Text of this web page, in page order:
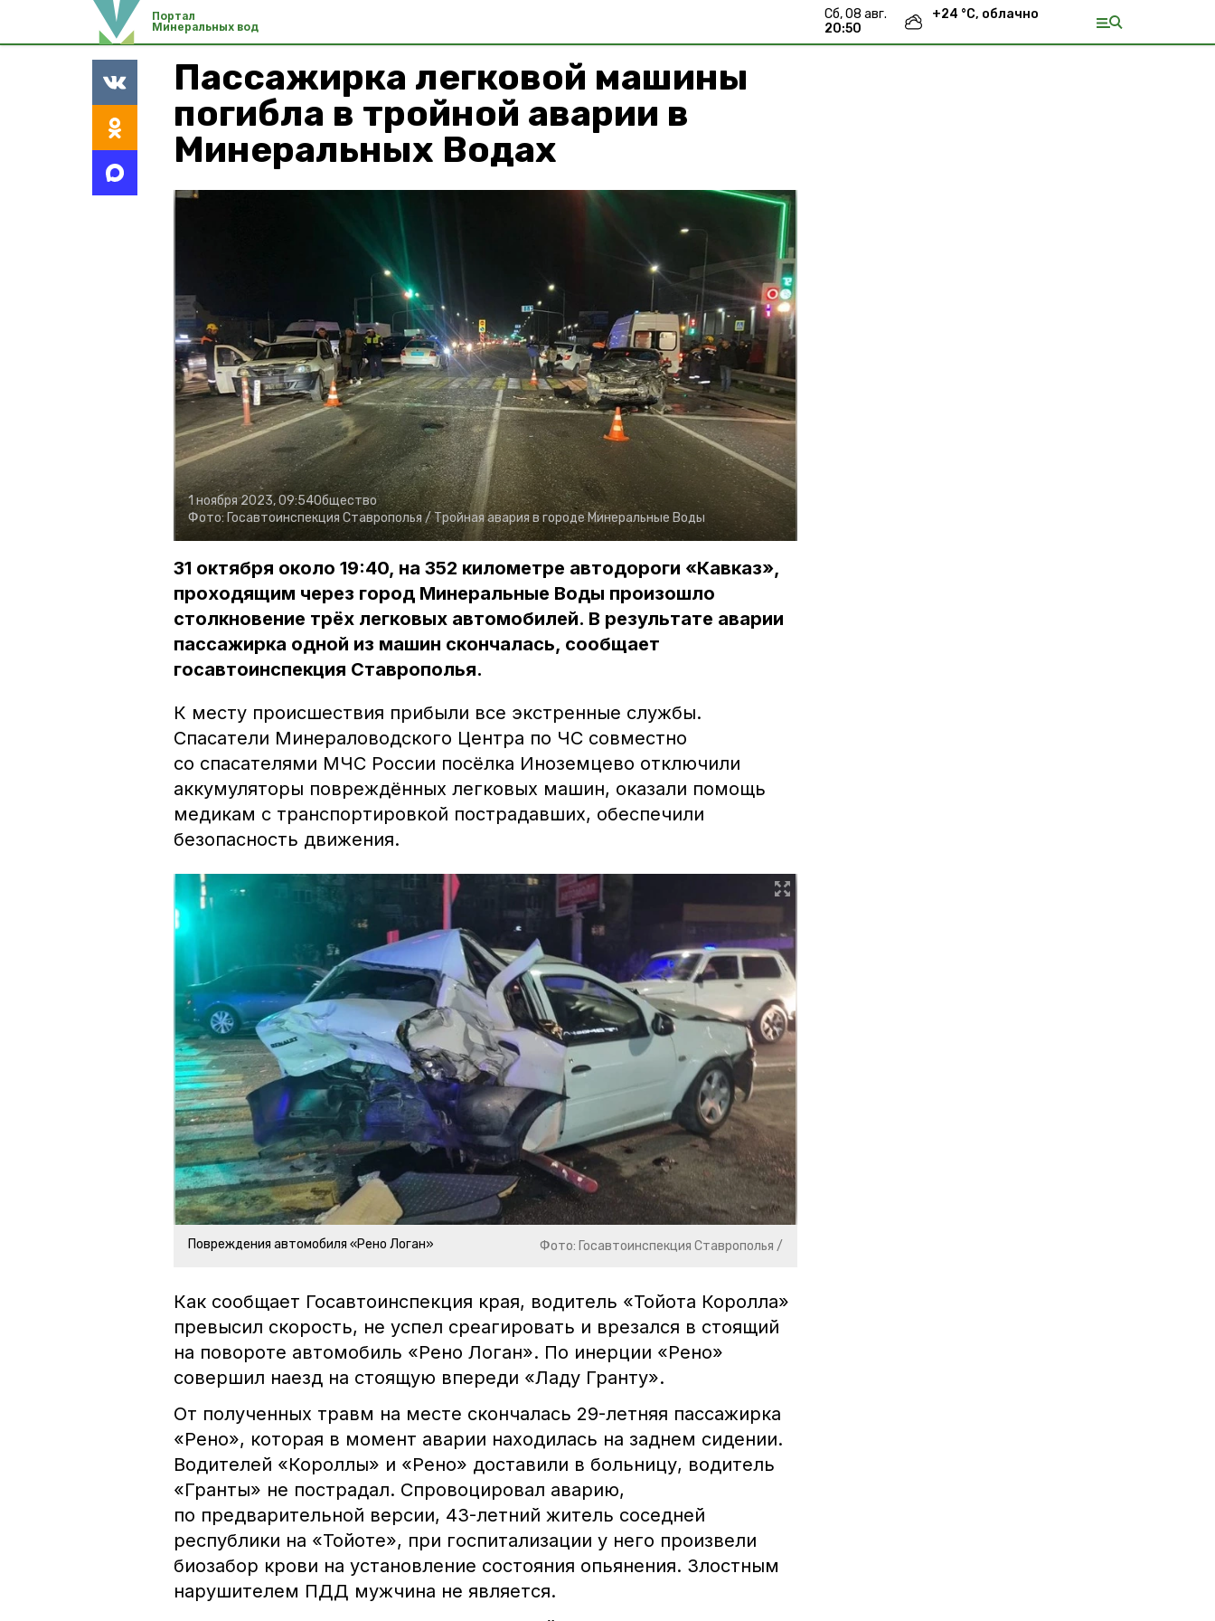
Портал
Минеральных вод
сб, 08 авг.
20:50
+24 °С, облачно
Пассажирка легковой машины
погибла в тройной аварии в
Минеральных Водах
1 ноября 2023, 09:54Общество
Фото: Госавтоинспекция Ставрополья / Тройная авария в городе Минеральные Воды
31 октября около 19:40, на 352 километре автодороги «Кавказ»,
проходящим через город Минеральные Воды произошло
столкновение трёх легковых автомобилей. В результате аварии
пассажирка одной из машин скончалась, сообщает
госавтоинспекция Ставрополья.
К месту происшествия прибыли все экстренные службы.
Спасатели Минераловодского Центра по ЧС совместно
со спасателями МЧС России посёлка Иноземцево отключили
аккумуляторы повреждённых легковых машин, оказали помощь
медикам с транспортировкой пострадавших, обеспечили
безопасность движения.
Повреждения автомобиля «Рено Логан» Фото: Госавтоинспекция Ставрополья /
Как сообщает Госавтоинспекция края, водитель «Тойота Королла»
превысил скорость, не успел среагировать и врезался в стоящий
на повороте автомобиль «Рено Логан». По инерции «Рено»
совершил наезд на стоящую впереди «Ладу Гранту».
От полученных травм на месте скончалась 29-летняя пассажирка
«Рено», которая в момент аварии находилась на заднем сидении.
Водителей «Короллы» и «Рено» доставили в больницу, водитель
«Гранты» не пострадал. Спровоцировал аварию,
по предварительной версии, 43-летний житель соседней
республики на «Тойоте», при госпитализации у него произвели
биозабор крови на установление состояния опьянения. Злостным
нарушителем ПДД мужчина не является.